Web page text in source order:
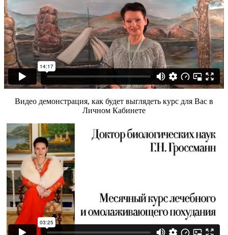
Видео демонстрация, как будет выглядеть курс для Вас в
Личном Кабинете